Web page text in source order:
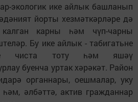
экологик ике айлык башланып
йорты хезмәткәрләре дә
карны һәм чүп-чарны
Бу ике айлык - табигатьне
чиста тоту һәм яшәү
буенча уртак хәрәкәт. Район
органнары, оешмалар, уку
әлбәттә, актив гражданнар